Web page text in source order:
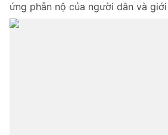
ứng phẫn nộ của người dân và